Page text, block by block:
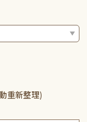
重新整理)